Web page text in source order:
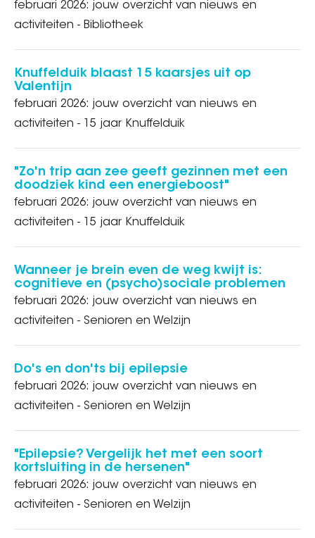
februari 2026: jouw overzicht van nieuws en
activiteiten - Bibliotheek
Knuffelduik blaast 15 kaarsjes uit op
Valentijn
februari 2026: jouw overzicht van nieuws en
activiteiten - 15 jaar Knuffelduik
"Zo'n trip aan zee geeft gezinnen met een
doodziek kind een energieboost"
februari 2026: jouw overzicht van nieuws en
activiteiten - 15 jaar Knuffelduik
Wanneer je brein even de weg kwijt is:
cognitieve en (psycho)sociale problemen
februari 2026: jouw overzicht van nieuws en
activiteiten - Senioren en Welzijn
Do's en don'ts bij epilepsie
februari 2026: jouw overzicht van nieuws en
activiteiten - Senioren en Welzijn
"Epilepsie? Vergelijk het met een soort
kortsluiting in de hersenen"
februari 2026: jouw overzicht van nieuws en
activiteiten - Senioren en Welzijn